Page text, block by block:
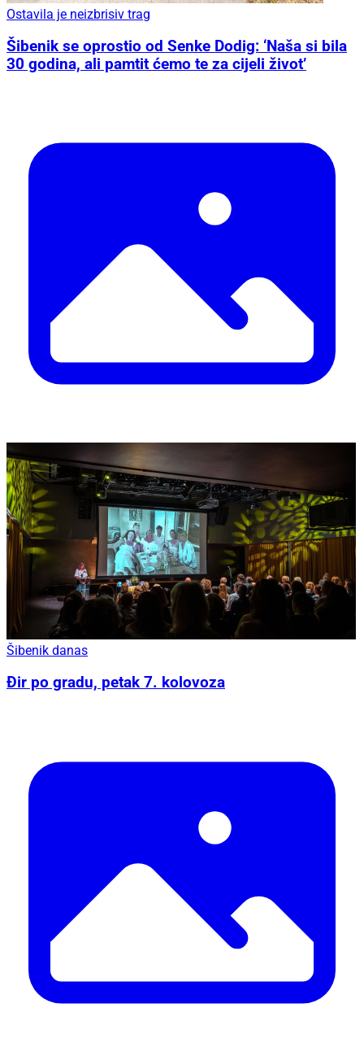
Ostavila je neizbrisiv trag
Šibenik se oprostio od Senke Dodig: ‘Naša si bila
30 godina, ali pamtit ćemo te za cijeli život’
Šibenik danas
Đir po gradu, petak 7. kolovoza